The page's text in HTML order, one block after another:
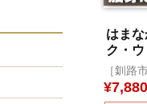
はま
ク・
［釧路
¥7,880